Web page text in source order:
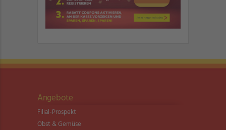
Angebote
Filial-Prospekt
Obst & Gemüse